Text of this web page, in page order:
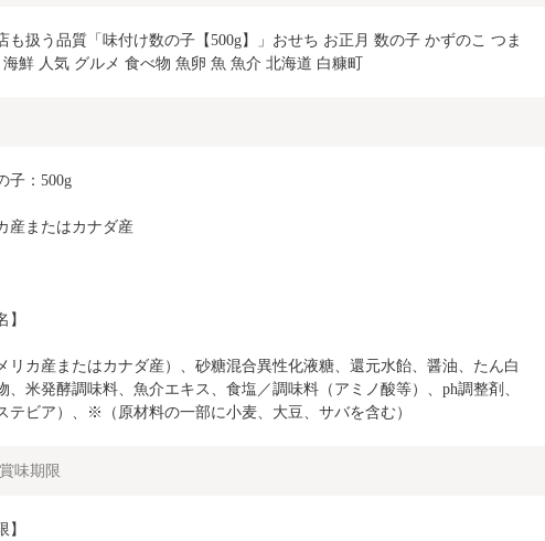
も扱う品質「味付け数の子【500g】」おせち お正月 数の子 かずのこ つま
鮮 人気 グルメ 食べ物 魚卵 魚 魚介 北海道 白糠町
子：500g
産またはカナダ産
】
リカ産またはカナダ産）、砂糖混合異性化液糖、還元水飴、醤油、たん白
、米発酵調味料、魚介エキス、食塩／調味料（アミノ酸等）、ph調整剤、
テビア）、※（原材料の一部に小麦、大豆、サバを含む）
味期限
】